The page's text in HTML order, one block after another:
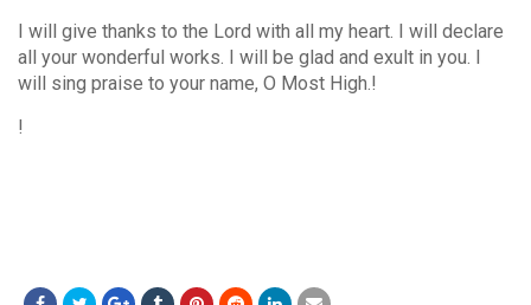
I will give thanks to the Lord with all my heart. I will declare
all your wonderful works. I will be glad and exult in you. I
will sing praise to your name, O Most High.!
!